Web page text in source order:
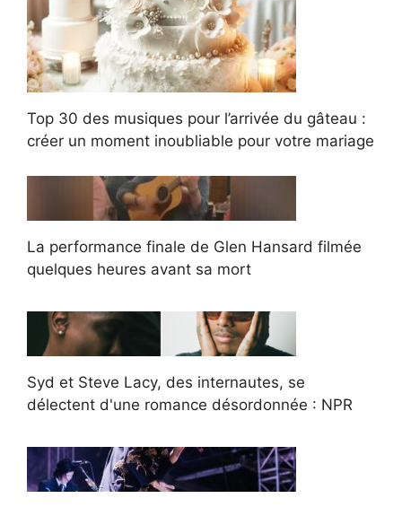
Top 30 des musiques pour l’arrivée du gâteau :
créer un moment inoubliable pour votre mariage
La performance finale de Glen Hansard filmée
quelques heures avant sa mort
Syd et Steve Lacy, des internautes, se
délectent d'une romance désordonnée : NPR